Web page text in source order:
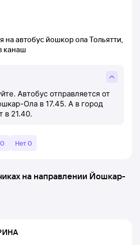
на автобус йошкор ола Тольятти,
канаш
Автобус отправляется от
Ола в 17.45. А в город
в 21.40.
Нет 0
на направлении Йошкар-